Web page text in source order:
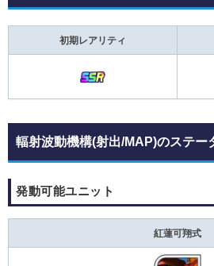
初期レアリティ
輻射波動機構(射出/MAP)のステー
発動可能ユニット
紅蓮可翔式